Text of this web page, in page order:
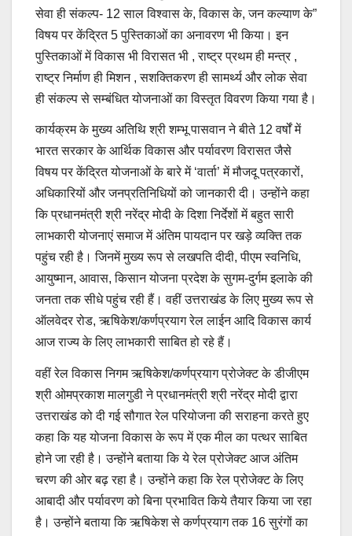
सेवा ही संकल्प- 12 साल विश्वास के, विकास के, जन कल्याण के”
विषय पर केंद्रित 5 पुस्तिकाओं का अनावरण भी किया। इन
पुस्तिकाओं में विकास भी विरासत भी , राष्ट्र प्रथम ही मन्त्र ,
राष्ट्र निर्माण ही मिशन , सशक्तिकरण ही सामर्थ्य और लोक सेवा
ही संकल्प से सम्बंधित योजनाओं का विस्तृत विवरण किया गया है।
कार्यक्रम के मुख्य अतिथि श्री शम्भू पासवान ने बीते 12 वर्षों में
भारत सरकार के आर्थिक विकास और पर्यावरण विरासत जैसे
विषय पर केंद्रित योजनाओं के बारे में ‘वार्ता’ में मौजदू पत्रकारों,
अधिकारियों और जनप्रतिनिधियों को जानकारी दी। उन्होंने कहा
कि प्रधानमंत्री श्री नरेंद्र मोदी के दिशा निर्देशों में बहुत सारी
लाभकारी योजनाएं समाज में अंतिम पायदान पर खड़े व्यक्ति तक
पहुंच रही है। जिनमें मुख्य रूप से लखपति दीदी, पीएम स्वनिधि,
आयुष्मान, आवास, किसान योजना प्रदेश के सुगम-दुर्गम इलाके की
जनता तक सीधे पहुंच रही हैं। वहीं उत्तराखंड के लिए मुख्य रूप से
ऑलवेदर रोड, ऋषिकेश/कर्णप्रयाग रेल लाईन आदि विकास कार्य
आज राज्य के लिए लाभकारी साबित हो रहे हैं।
वहीं रेल विकास निगम ऋषिकेश/कर्णप्रयाग प्रोजेक्ट के डीजीएम
श्री ओमप्रकाश मालगुडी ने प्रधानमंत्री श्री नरेंद्र मोदी द्वारा
उत्तराखंड को दी गई सौगात रेल परियोजना की सराहना करते हुए
कहा कि यह योजना विकास के रूप में एक मील का पत्थर साबित
होने जा रही है। उन्होंने बताया कि ये रेल प्रोजेक्ट आज अंतिम
चरण की ओर बढ़ रहा है। उन्होंने कहा कि रेल प्रोजेक्ट के लिए
आबादी और पर्यावरण को बिना प्रभावित किये तैयार किया जा रहा
है। उन्होंने बताया कि ऋषिकेश से कर्णप्रयाग तक 16 सुरंगों का